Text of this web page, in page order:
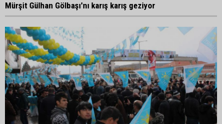
Mürşit Gülhan Gölbaşı'nı karış karış geziyor